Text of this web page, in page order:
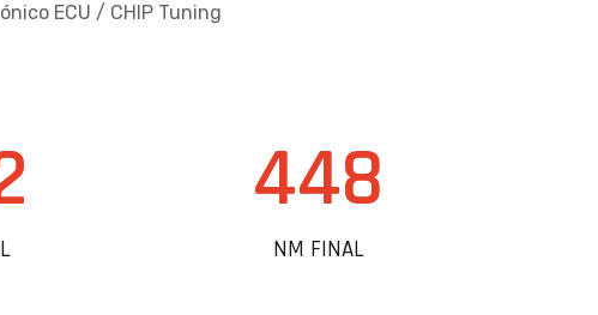
ECU / CHIP Tuning
448
NM FINAL